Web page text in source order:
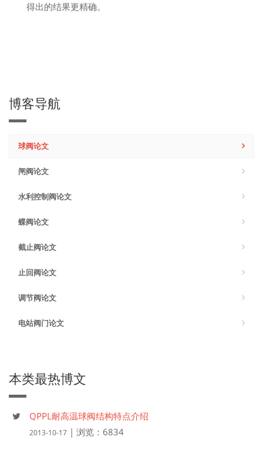
得出的结果更精确。
博客导航
球阀论文
闸阀论文
水利控制阀论文
蝶阀论文
截止阀论文
止回阀论文
调节阀论文
电站阀门论文
本类最热博文
QPPL耐高温球阀结构特点介绍
2013-10-17 | 浏览：6834